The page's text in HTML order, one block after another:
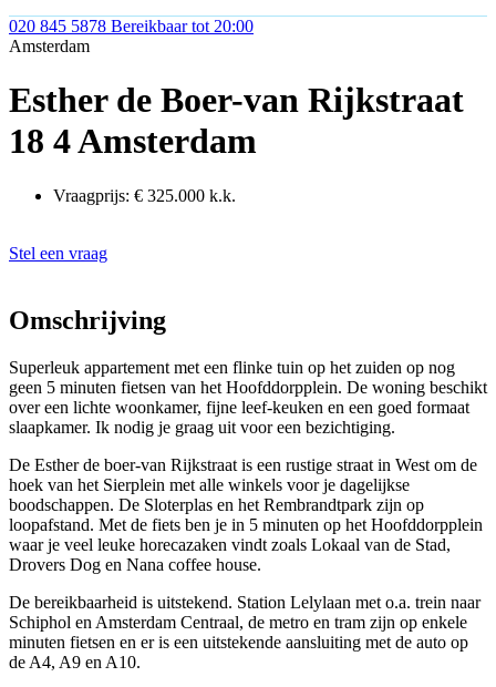
020 845 5878 Bereikbaar tot 20:00
Amsterdam
Esther de Boer-van Rijkstraat
18 4 Amsterdam
Vraagprijs: € 325.000 k.k.
Stel een vraag
Omschrijving
Superleuk appartement met een flinke tuin op het zuiden op nog
geen 5 minuten fietsen van het Hoofddorpplein. De woning beschikt
over een lichte woonkamer, fijne leef-keuken en een goed formaat
slaapkamer. Ik nodig je graag uit voor een bezichtiging.
De Esther de boer-van Rijkstraat is een rustige straat in West om de
hoek van het Sierplein met alle winkels voor je dagelijkse
boodschappen. De Sloterplas en het Rembrandtpark zijn op
loopafstand. Met de fiets ben je in 5 minuten op het Hoofddorpplein
waar je veel leuke horecazaken vindt zoals Lokaal van de Stad,
Drovers Dog en Nana coffee house.
De bereikbaarheid is uitstekend. Station Lelylaan met o.a. trein naar
Schiphol en Amsterdam Centraal, de metro en tram zijn op enkele
minuten fietsen en er is een uitstekende aansluiting met de auto op
de A4, A9 en A10.